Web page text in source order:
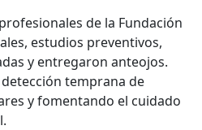
de la Fundación
estudios preventivos,
y entregaron anteojos.
temprana de
y fomentando el cuidado